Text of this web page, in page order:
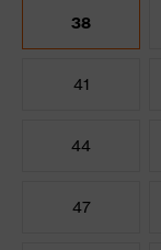
38
41
44
47